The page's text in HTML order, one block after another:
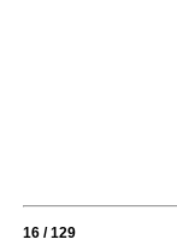
16 / 129